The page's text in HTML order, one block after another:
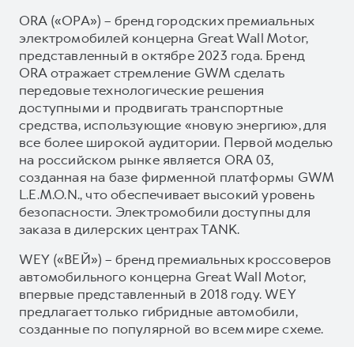
ORA («ОРА») – бренд городских премиальных
электромобилей концерна Great Wall Motor,
представленный в октябре 2023 года. Бренд
ORA отражает стремление GWM сделать
передовые технологические решения
доступными и продвигать транспортные
средства, использующие «новую энергию», для
все более широкой аудитории. Первой моделью
на российском рынке является ORA 03,
созданная на базе фирменной платформы GWM
L.E.M.O.N., что обеспечивает высокий уровень
безопасности. Электромобили доступны для
заказа в дилерских центрах TANK.
WEY («ВЕЙ») – бренд премиальных кроссоверов
автомобильного концерна Great Wall Motor,
впервые представленный в 2018 году. WEY
предлагает только гибридные автомобили,
созданные по популярной во всем мире схеме.